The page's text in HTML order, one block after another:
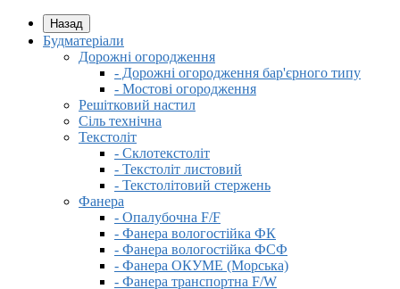
Назад
Будматеріали
Дорожні огородження
- Дорожні огородження бар'єрного типу
- Мостові огородження
Решітковий настил
Сіль технічна
Текстоліт
- Склотекстоліт
- Текстоліт листовий
- Текстолітовий стержень
Фанера
- Опалубочна F/F
- Фанера вологостійка ФК
- Фанера вологостійка ФСФ
- Фанера ОКУМЕ (Морська)
- Фанера транспортна F/W